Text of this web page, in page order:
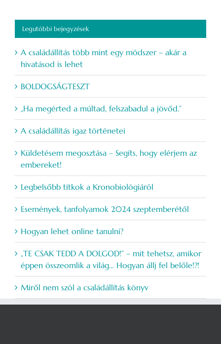
Legutóbbi bejegyzések
A családállítás több mint egy módszer – akár a
hivatásod is lehet
BOLDOGSÁGTESZT
„Ha megérted a múltad, felszabadul a jövőd.”
A családállítás igaz történetei
Küldetésem megosztása – Segíts, hogy elérjem az
embereket!
Legbelsőbb titkok a Kronobiológiáról
Események, tanfolyamok 2024 szeptemberétől
Hogyan lehet online tanulni?
„TE CSAK TEDD A DOLGOD!” – mit tehetsz, amikor
éppen összeomlik a világ… Hogyan állj fel belőle!?!
Miről nem szól a családállítás könyv